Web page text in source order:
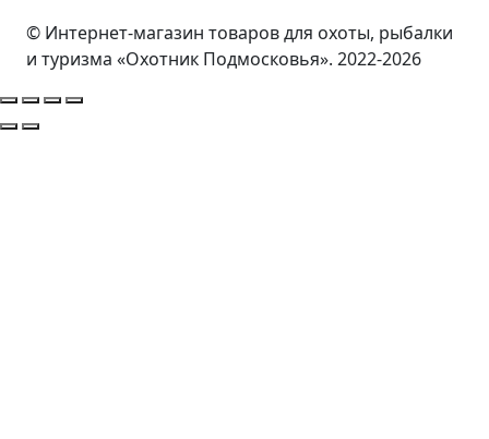
© Интернет-магазин товаров для охоты, рыбалки
и туризма «Охотник Подмосковья». 2022-2026